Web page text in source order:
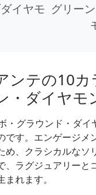
イヤモ グリー
ンテの10カ
・ダイヤモ
・グラウンド・ダイ
です。エンゲージメ
め、クラシカルなソ
、ラグジュアリーと
れます。